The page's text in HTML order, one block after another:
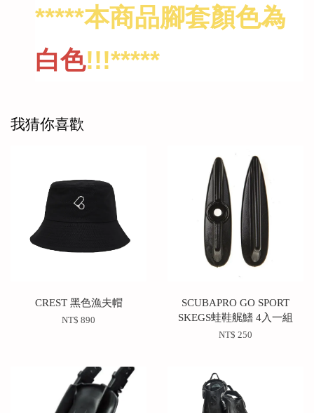
*****本商品腳套顏色為
白色!!!*****
我猜你喜歡
CREST 黑色漁夫帽
NT$ 890
SCUBAPRO GO SPORT
SKEGS蛙鞋艉鰭 4入一組
NT$ 250